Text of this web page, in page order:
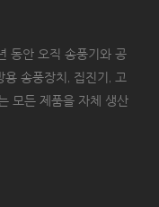
동안 오직 송풍기와 공
송풍장치, 집진기, 고
모든 제품을 자체 생산